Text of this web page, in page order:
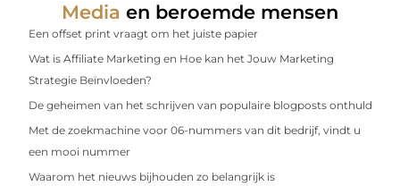
Media en beroemde mensen
Een offset print vraagt om het juiste papier
Wat is Affiliate Marketing en Hoe kan het Jouw Marketing
Strategie Beïnvloeden?
De geheimen van het schrijven van populaire blogposts onthuld
Met de zoekmachine voor 06-nummers van dit bedrijf, vindt u
een mooi nummer
Waarom het nieuws bijhouden zo belangrijk is